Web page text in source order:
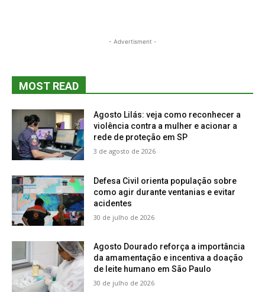
- Advertisment -
MOST READ
Agosto Lilás: veja como reconhecer a
violência contra a mulher e acionar a
rede de proteção em SP
3 de agosto de 2026
Defesa Civil orienta população sobre
como agir durante ventanias e evitar
acidentes
30 de julho de 2026
Agosto Dourado reforça a importância
da amamentação e incentiva a doação
de leite humano em São Paulo
30 de julho de 2026